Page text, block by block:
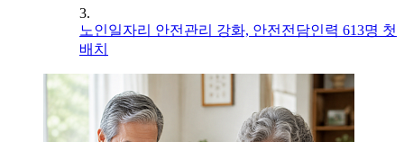
3.
노인일자리 안전관리 강화, 안전전담인력 613명 첫
배치